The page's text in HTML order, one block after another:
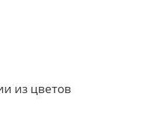
из цветов